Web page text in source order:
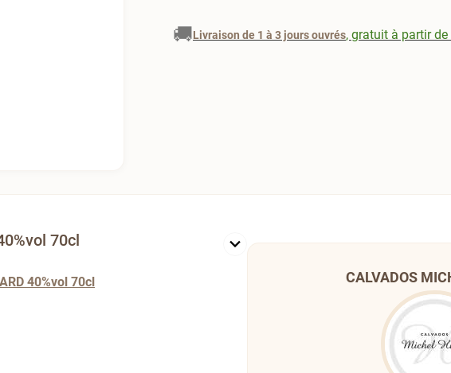
🚚Livraison de 1 à 3 jours ouvrés, gratuit à partir
70cl
40%vol 70cl CALVADOS